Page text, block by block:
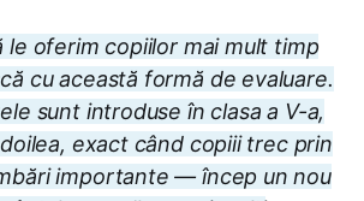
le oferim copiilor mai mult timp
cu această formă de evaluare.
sunt introduse în clasa a V-a,
exact când copiii trec prin
importante — încep un nou